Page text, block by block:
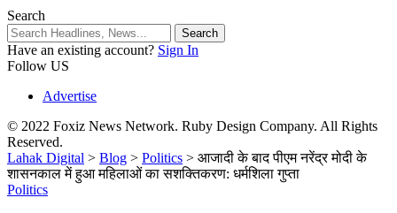
Search
Have an existing account? Sign In
Follow US
Advertise
© 2022 Foxiz News Network. Ruby Design Company. All Rights
Reserved.
Lahak Digital > Blog > Politics > आजादी के बाद पीएम नरेंद्र मोदी के
शासनकाल में हुआ महिलाओं का सशक्तिकरण: धर्मशिला गुप्ता
Politics